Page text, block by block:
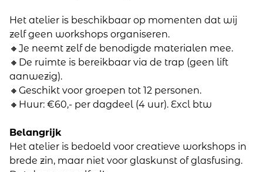
Het atelier is beschikbaar op momenten dat wij
zelf geen workshops organiseren.
🔸Je neemt zelf de benodigde materialen mee.
🔸De ruimte is bereikbaar via de trap (geen lift
aanwezig).
🔸Geschikt voor groepen tot 12 personen.
🔸Huur: €60,- per dagdeel (4 uur). Excl btw
Belangrijk
Het atelier is bedoeld voor creatieve workshops in
brede zin, maar niet voor glaskunst of glasfusing.